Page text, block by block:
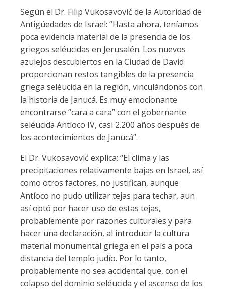
Según el Dr. Filip Vukosavović de la Autoridad de
Antigüedades de Israel: “Hasta ahora, teníamos
poca evidencia material de la presencia de los
griegos seléucidas en Jerusalén. Los nuevos
azulejos descubiertos en la Ciudad de David
proporcionan restos tangibles de la presencia
griega seléucida en la región, vinculándonos con
la historia de Janucá. Es muy emocionante
encontrarse “cara a cara” con el gobernante
seléucida Antíoco IV, casi 2.200 años después de
los acontecimientos de Janucá”.
El Dr. Vukosavović explica: “El clima y las
precipitaciones relativamente bajas en Israel, así
como otros factores, no justifican, aunque
Antíoco no pudo utilizar tejas para techar, aun
así optó por hacer uso de estas tejas,
probablemente por razones culturales y para
hacer una declaración, al introducir la cultura
material monumental griega en el país a poca
distancia del templo judío. Por lo tanto,
probablemente no sea accidental que, con el
colapso del dominio seléucida y el ascenso de los